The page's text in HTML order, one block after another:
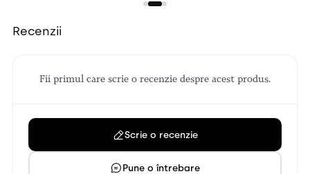
Recenzii
Fii primul care scrie o recenzie despre acest produs.
Scrie o recenzie
Pune o întrebare